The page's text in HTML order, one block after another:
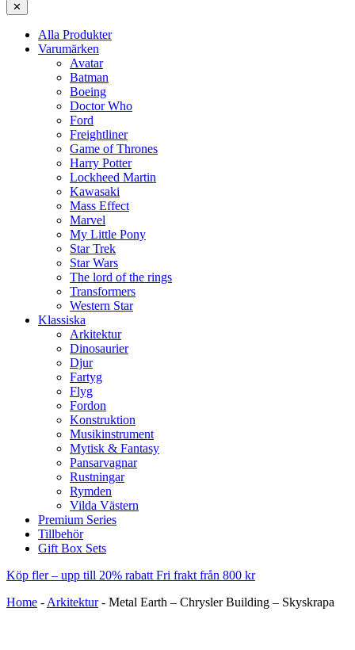
✕
Alla Produkter
Varumärken
Avatar
Batman
Boeing
Doctor Who
Ford
Freightliner
Game of Thrones
Harry Potter
Lockheed Martin
Kawasaki
Mass Effect
Marvel
My Little Pony
Star Trek
Star Wars
The lord of the rings
Transformers
Western Star
Klassiska
Arkitektur
Dinosaurier
Djur
Fartyg
Flyg
Fordon
Konstruktion
Musikinstrument
Mytisk & Fantasy
Pansarvagnar
Rustningar
Rymden
Vilda Västern
Premium Series
Tillbehör
Gift Box Sets
Köp fler – upp till 20% rabattFri frakt från 800 kr
Home -Arkitektur- Metal Earth – Chrysler Building – Skyskrapa